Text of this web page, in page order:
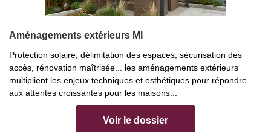
Aménagements extérieurs MI
Protection solaire, délimitation des espaces, sécurisation des
accès, rénovation maîtrisée... les aménagements extérieurs
multiplient les enjeux techniques et esthétiques pour répondre
aux attentes croissantes pour les maisons...
Voir le dossier